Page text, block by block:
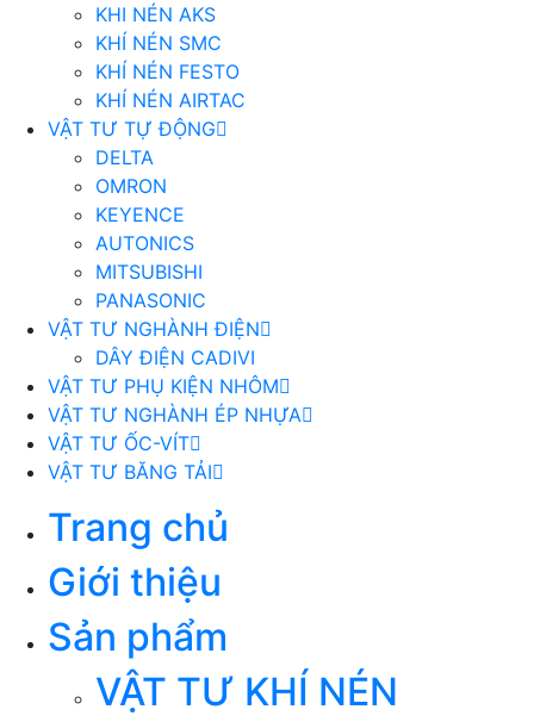
KHI NÉN AKS
KHÍ NÉN SMC
KHÍ NÉN FESTO
KHÍ NÉN AIRTAC
VẬT TƯ TỰ ĐỘNG
DELTA
OMRON
KEYENCE
AUTONICS
MITSUBISHI
PANASONIC
VẬT TƯ NGHÀNH ĐIỆN
DÂY ĐIỆN CADIVI
VẬT TƯ PHỤ KIỆN NHÔM
VẬT TƯ NGHÀNH ÉP NHỰA
VẬT TƯ ỐC-VÍT
VẬT TƯ BĂNG TẢI
Trang chủ
Giới thiệu
Sản phẩm
VẬT TƯ KHÍ NÉN